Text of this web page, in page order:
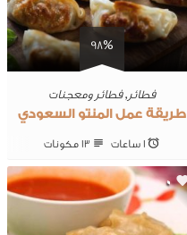
98%
فطائر ,فطائر ومعجنات
طريقة عمل المنتو السعودي
1 ساعات 13 ‎مكونات
0